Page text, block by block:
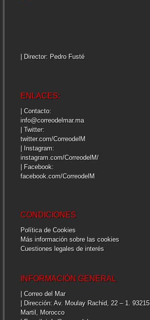
| Director: Pedro Fusté
ENLACES:
| Contacto:
info@correodelmar.ma
| Twitter:
twitter.com/CorreodelM
| Instagram:
instagram.com/CorreodelM/
| Facebook:
facebook.com/CorreodelM
CONDICIONES
Política de Cookies
Más información sobre las cookies
Cuestiones legales de interés
INFORMACIÓN GENERAL
| Correo del Mar
| Dirección: Av. Moulay Rachid, 22 – 1. 93215
Martil, Morocco